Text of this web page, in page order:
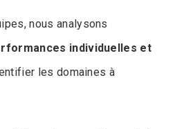
nous analysons
individuelles et
les domaines à